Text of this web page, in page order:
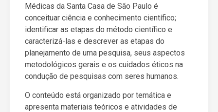
Médicas da Santa Casa de São Paulo é
conceituar ciência e conhecimento científico;
identificar as etapas do método científico e
caracterizá-las e descrever as etapas do
planejamento de uma pesquisa, seus aspectos
metodológicos gerais e os cuidados éticos na
condução de pesquisas com seres humanos.
O conteúdo está organizado por temática e
apresenta materiais teóricos e atividades de